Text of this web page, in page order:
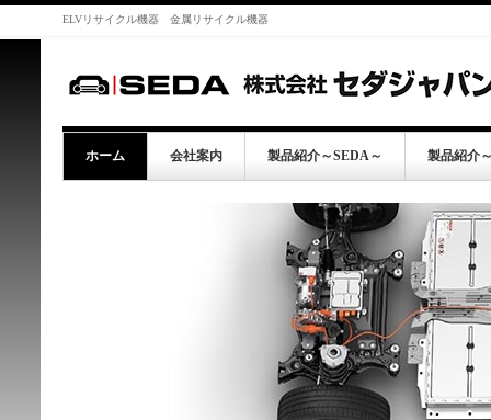
ELVリサイクル機器 金属リサイクル機器
ホーム 会社案内 製品紹介～SEDA～ 製品紹介